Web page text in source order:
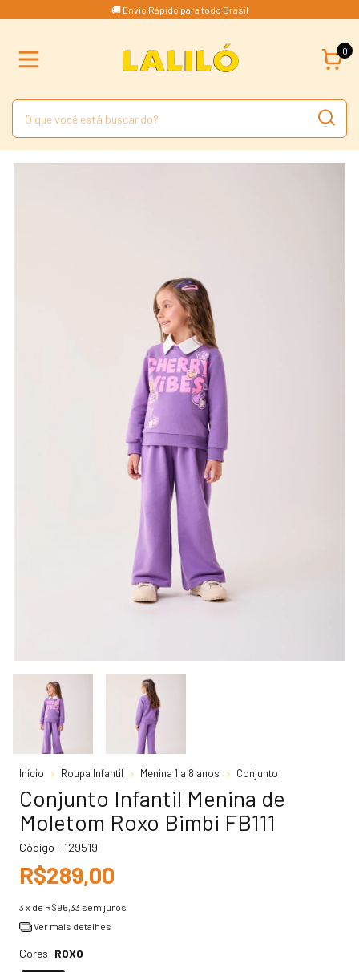
🚚 Envio Rápido para todo Brasil
0
Início Roupa Infantil Menina 1 a 8 anos Conjunto
Conjunto Infantil Menina de
Moletom Roxo Bimbi FB111
Código I-129519
R$289,00
3 x de R$96,33 sem juros
Ver mais detalhes
Cores: ROXO